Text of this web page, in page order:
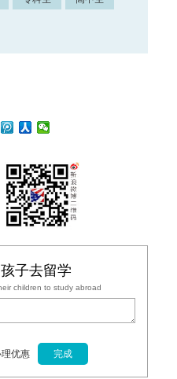
子去留学
children to study abroad
优惠